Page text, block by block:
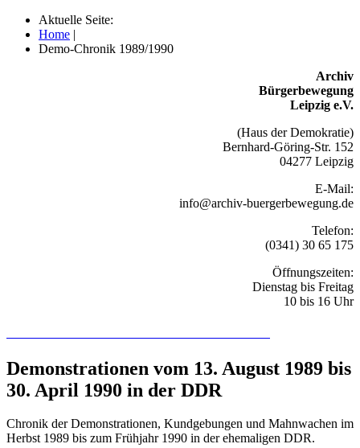
Aktuelle Seite:
Home |
Demo-Chronik 1989/1990
Archiv
Bürgerbewegung
Leipzig e.V.
(Haus der Demokratie)
Bernhard-Göring-Str. 152
04277 Leipzig
E-Mail:
info@archiv-buergerbewegung.de
Telefon:
(0341) 30 65 175
Öffnungszeiten:
Dienstag bis Freitag
10 bis 16 Uhr
Demonstrationen vom 13. August 1989 bis
30. April 1990 in der DDR
Chronik der Demonstrationen, Kundgebungen und Mahnwachen im
Herbst 1989 bis zum Frühjahr 1990 in der ehemaligen DDR.